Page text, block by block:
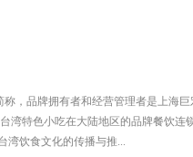
称，品牌拥有者和经营管理者是上海巨
湾特色小吃在大陆地区的品牌餐饮连
湾饮食文化的传播与推...